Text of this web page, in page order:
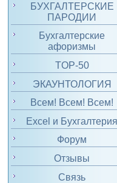
БУХГАЛТЕРСКИЕ
ПАРОДИИ
Бухгалтерские
афоризмы
TOP-50
ЭКАУНТОЛОГИЯ
Всем! Всем! Всем!
Excel и Бухгалтерия
Форум
Отзывы
Связь